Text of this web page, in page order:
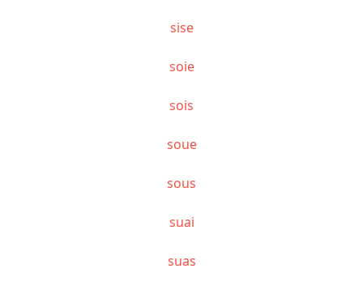
sise
soie
sois
soue
sous
suai
suas